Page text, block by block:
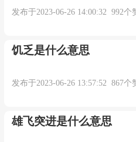
发布于2023-06-26 14:00:32 992个
饥乏是什么意思
发布于2023-06-26 13:57:52 867个
雄飞突进是什么意思